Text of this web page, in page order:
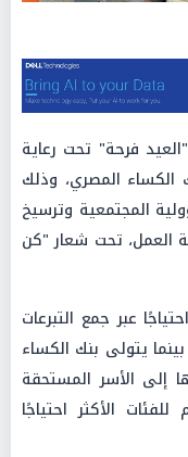
فرحة" تحت رعاية
الكساء المصري، وذلك
المجتمعية وترسيخ
العمل، تحت شعار "كن
عبر جمع التبرعات
يتولى بنك الكساء
إلى الأسر المستحقة
الأكثر احتياجًا